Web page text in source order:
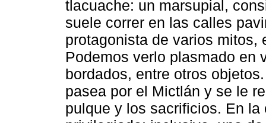
tlacuache: un marsupial,
suele correr en las calles
protagonista de varios mitos,
Podemos verlo plasmado en
bordados, entre otros
pasea por el Mictlán y se le
pulque y los sacrificios. En